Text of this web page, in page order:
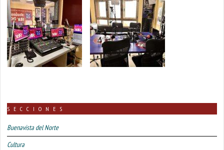
SECCIONES
Buenavista del Norte
Cultura